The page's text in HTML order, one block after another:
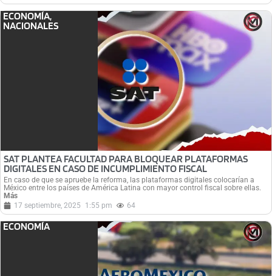
ECONOMÍA,
NACIONALES
SAT PLANTEA FACULTAD PARA BLOQUEAR PLATAFORMAS
DIGITALES EN CASO DE INCUMPLIMIENTO FISCAL
En caso de que se apruebe la reforma, las plataformas digitales colocarían a
México entre los países de América Latina con mayor control fiscal sobre ellas.
Más
17 septiembre, 2025
1:55 pm 64
ECONOMÍA